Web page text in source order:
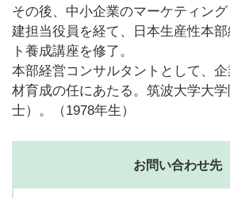
その後、中小企業のマーケティン
建担当役員を経て、日本生産性本
ト養成講座を修了。
本部経営コンサルタントとして、
材育成の任にあたる。筑波大学大
士）。（1978年生）
お問い合わせ先